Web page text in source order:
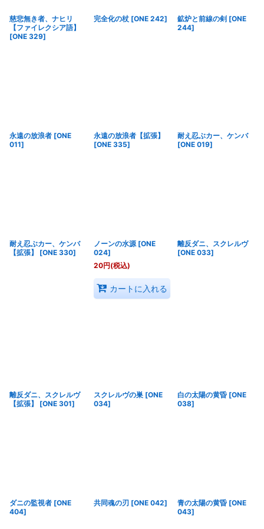
慈悲無き者、ナヒリ
【ファイレクシア語】
[ONE 329]
完全化の杖 [ONE 242] 鉱炉と前線の剣 [ONE
244]
永遠の放浪者 [ONE
011]
永遠の放浪者【拡張】
[ONE 335]
耐え忍ぶカー、ケンバ
[ONE 019]
耐え忍ぶカー、ケンバ
【拡張】
[ONE 330]
ノーンの水源 [ONE
024]
20円(税込)
カートに入れる
離反ダニ、スクレルヴ
[ONE 033]
離反ダニ、スクレルヴ
【拡張】
[ONE 301]
スクレルヴの巣 [ONE
034]
白の太陽の黄昏 [ONE
038]
ダニの監視者 [ONE
404]
共同魂の刃 [ONE 042] 青の太陽の黄昏 [ONE
043]